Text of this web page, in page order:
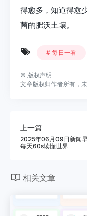
得愈多，知道得愈
菌的肥沃土壤。
# 每日一看
© 版权声明
文章版权归作者所有，
上一篇
2025年06月09日新闻早
每天60s读懂世界
相关文章